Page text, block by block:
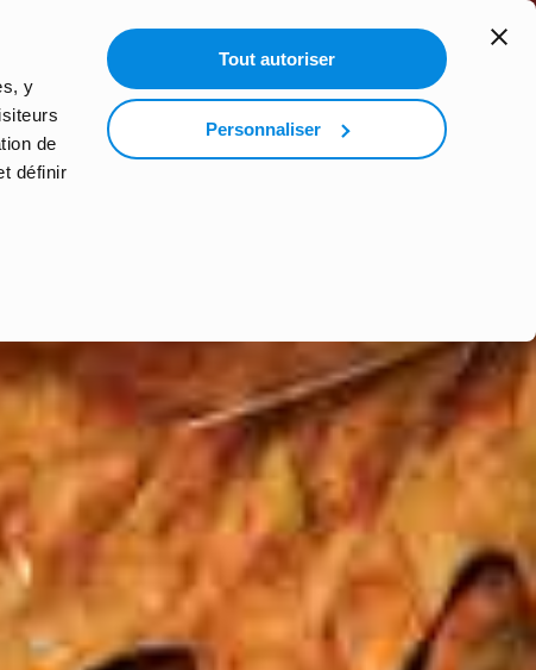
y
de
définir
Tout autoriser
Personnaliser
THE WORLD PARS AVEC WEP search